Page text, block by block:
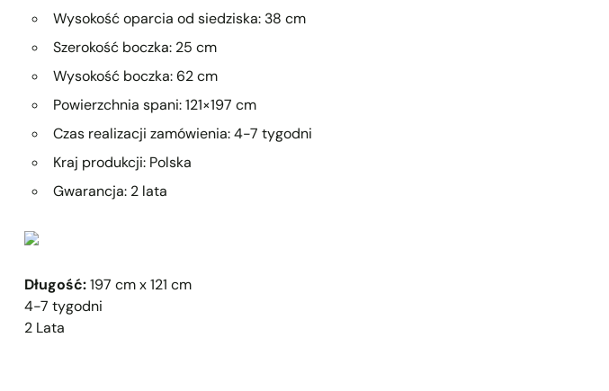
Wysokość oparcia od siedziska: 38 cm
Szerokość boczka: 25 cm
Wysokość boczka: 62 cm
Powierzchnia spani: 121×197 cm
Czas realizacji zamówienia: 4-7 tygodni
Kraj produkcji: Polska
Gwarancja: 2 lata
Długość:197 cm x 121 cm
4-7 tygodni
2 Lata